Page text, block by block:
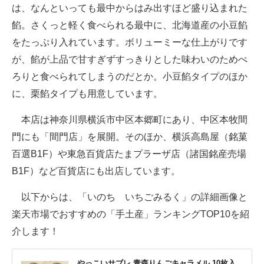
は、なんといっても最中からはみ出すほど盛り込まれた
餡。さくっと軽く食べられる最中に、北海道産の小豆餡
をたっぷり入れています。ボリューミーな仕上がりです
が、餡が上品で甘すぎずすっきりとした味わいのためぺ
ろりと食べられてしまうのだとか。小豆餡タイプのほか
に、栗餡タイプも用意しています。
本店は神奈川県横浜市中区本郷町にあり、中区本牧間
門にも「間⾨店」を展開。そのほか、横浜⾼島屋（銘菓
百選B1F）や東急百貨店たまプラーザ店（諸国銘産売場
B1F）など百貨店にも出店しています。
以下からは、「いのち いちごみるく」の詳細画像と
楽天市場でおすすめの「手土産」ランキングTOP10を紹
介します！